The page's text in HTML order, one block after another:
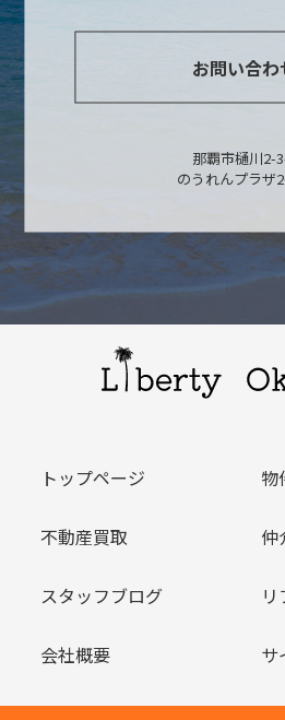
お問い合わ
那覇市樋川2-
のうれんプラザ
トップページ 物
不動産買取 仲
スタッフブログ
会社概要 サ